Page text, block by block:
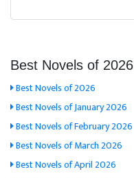
Best Novels of 2026
Best Novels of 2026
Best Novels of January 2026
Best Novels of February 2026
Best Novels of March 2026
Best Novels of April 2026